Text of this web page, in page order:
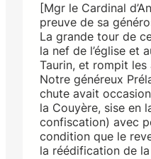
[Mgr le Cardinal
preuve de sa
La grande tour de
la nef de l’église et
Taurin, et rompit
Notre généreux
chute avait
la Couyère, sise en
confiscation) avec
condition que le
la réédification de